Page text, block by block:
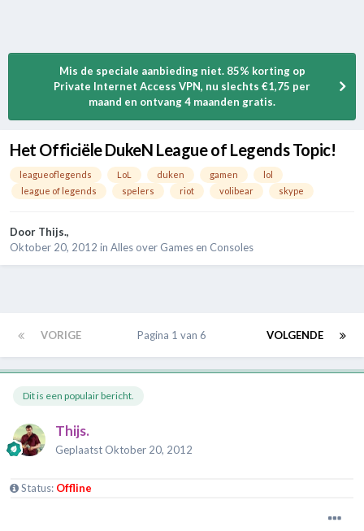
Mis de speciale aanbieding niet. 85% korting op
Private Internet Access VPN, nu slechts €1,75 per
maand en ontvang 4 maanden gratis.
Het Officiële DukeN League of Legends Topic!
leagueoflegends LoL duken gamen
lol
league of legends
spelers riot volibear skype
Door Thijs.,
Oktober 20, 2012 in Alles over Games en Consoles
VORIGE VOLGENDE
Pagina 1 van 6
Dit is een populair bericht.
Thijs.
Geplaatst Oktober 20, 2012
Status: Offline